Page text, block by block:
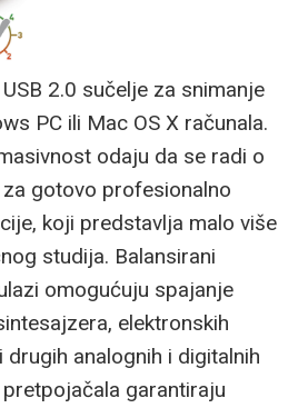
2.0 sučelje za snimanje
PC ili Mac OS X računala.
odaju da se radi o
gotovo profesionalno
koji predstavlja malo više
studija. Balansirani
omogućuju spajanje
elektronskih
drugih analognih i digitalnih
garantiraju